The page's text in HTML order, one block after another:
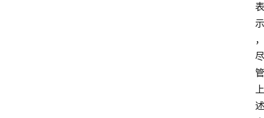
表
示
，
尽
管
上
述